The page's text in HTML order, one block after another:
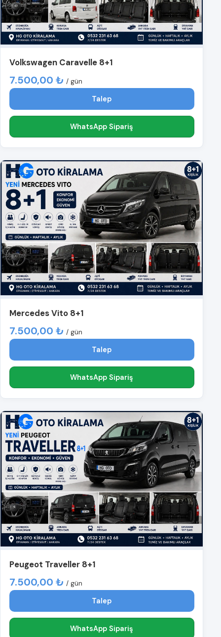
Volkswagen Caravelle 8+1
7.500,00 ₺ / gün
Talep
WhatsApp Sipariş
Mercedes Vito 8+1
7.500,00 ₺ / gün
Talep
WhatsApp Sipariş
Peugeot Traveller 8+1
7.500,00 ₺ / gün
Talep
WhatsApp Sipariş